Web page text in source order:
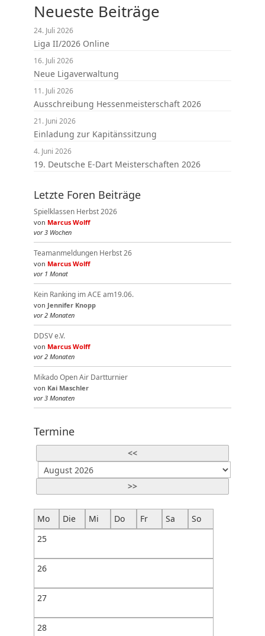
Neueste Beiträge
Liga II/2026 Online
24. Juli 2026
Neue Ligaverwaltung
16. Juli 2026
Ausschreibung Hessenmeisterschaft 2026
11. Juli 2026
Einladung zur Kapitänssitzung
21. Juni 2026
19. Deutsche E-Dart Meisterschaften 2026
4. Juni 2026
Letzte Foren Beiträge
Spielklassen Herbst 2026
von Marcus Wolff
vor 3 Wochen
Teamanmeldungen Herbst 26
von Marcus Wolff
vor 1 Monat
Kein Ranking im ACE am19.06.
von Jennifer Knopp
vor 2 Monaten
DDSV e.V.
von Marcus Wolff
vor 2 Monaten
Mikado Open Air Dartturnier
von Kai Maschler
vor 3 Monaten
Termine
<<
>>
Mo Die Mi Do Fr Sa
So
25
26
27
28